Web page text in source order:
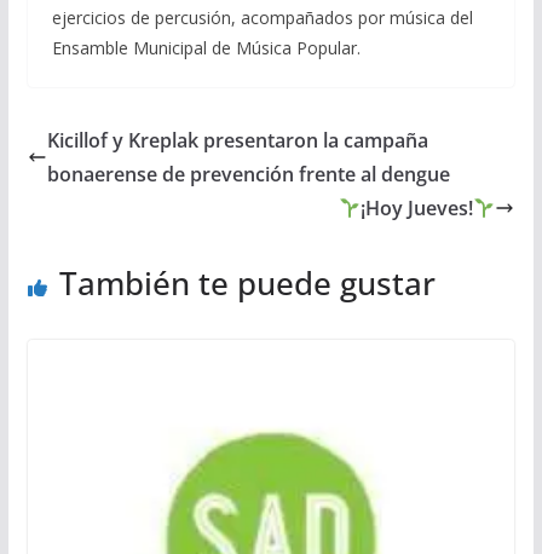
ejercicios de percusión, acompañados por música del
Ensamble Municipal de Música Popular.
Kicillof y Kreplak presentaron la campaña
bonaerense de prevención frente al dengue
¡Hoy Jueves!
También te puede gustar